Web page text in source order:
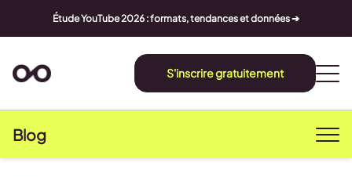
Étude YouTube 2026 : formats, tendances et données ➔
S'inscrire gratuitement
Blog